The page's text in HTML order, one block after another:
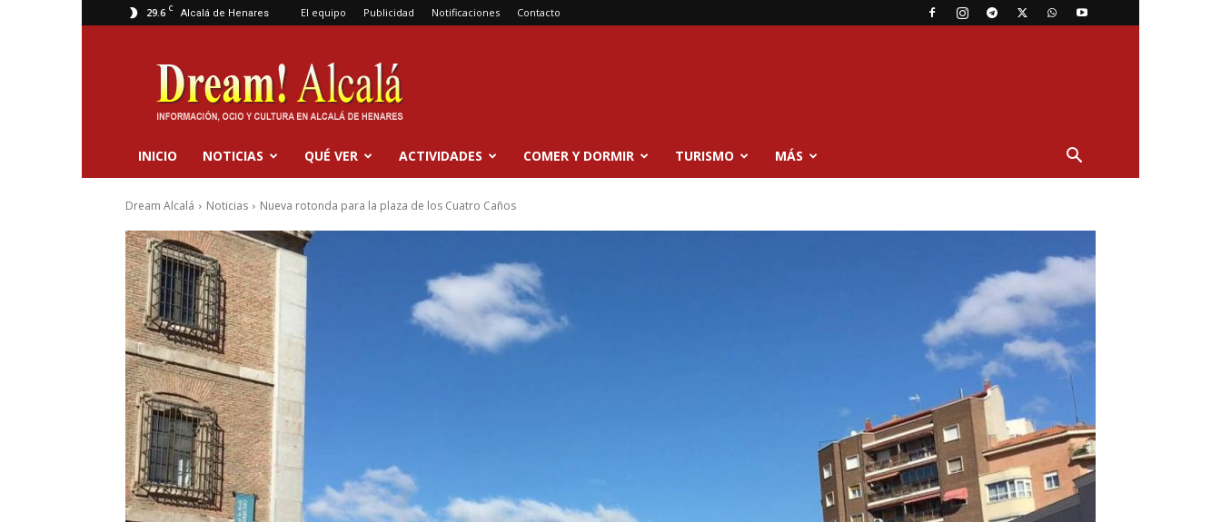
29.6 C Alcalá de Henares El equipo Publicidad Notificaciones Contacto
Dream
Alcalá
INICIO NOTICIAS QUÉ VER ACTIVIDADES COMER Y DORMIR TURISMO MÁS
Dream Alcalá Noticias Nueva rotonda para la plaza de los Cuatro Caños